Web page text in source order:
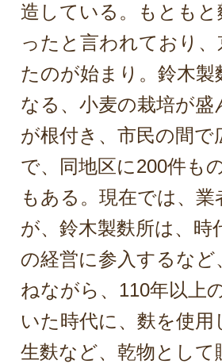
造している。もとも
ったと言われており
たのが始まり。鈴木
なる、小麦の栽培が
が根付き、市民の間
で、同地区に200件も
もある。現在では、
が、鈴木製麩所は、
の経営に参入するな
ねながら、110年以上
いた時代に、麩を使
生麩など、乾物とし